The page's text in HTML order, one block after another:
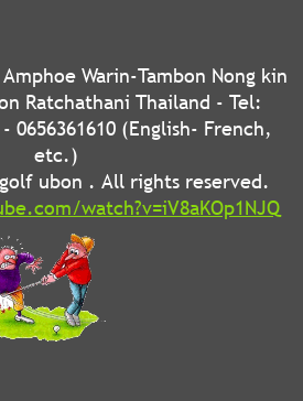
Warin-Tambon Nong kin
Ratchathani Thailand - Tel:
0656361610 (English- French,
etc.)
ubon . All rights reserved.
watch?v=iV8aKOp1NJQ